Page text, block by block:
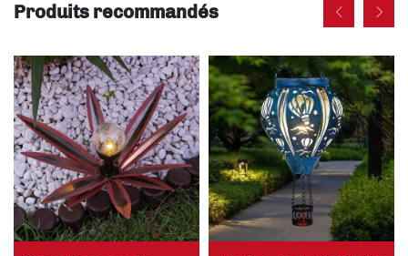
Produits recommandés